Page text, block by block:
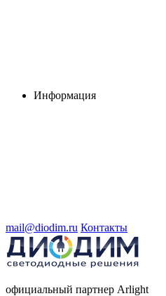
Информация
mail@diodim.ru Контакты
официальный партнер Arlight